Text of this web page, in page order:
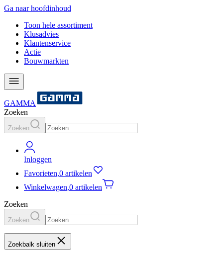
Ga naar hoofdinhoud
Toon hele assortiment
Klusadvies
Klantenservice
Actie
Bouwmarkten
GAMMA
Zoeken
Zoeken
Inloggen
Favorieten,0 artikelen
Winkelwagen,0 artikelen
Zoeken
Zoeken
Zoekbalk sluiten